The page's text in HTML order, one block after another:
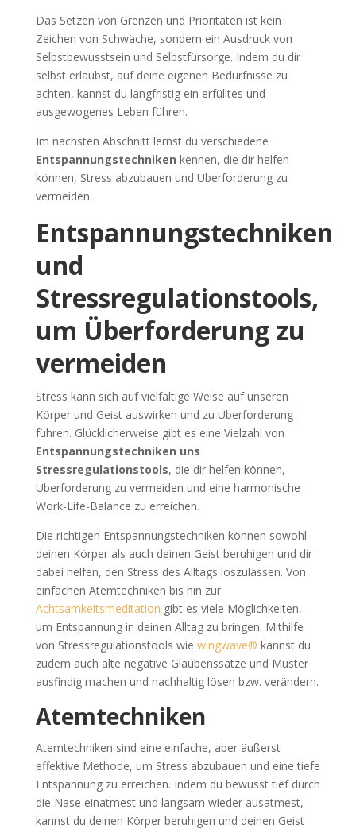
Das Setzen von Grenzen und Prioritäten ist kein
Zeichen von Schwäche, sondern ein Ausdruck von
Selbstbewusstsein und Selbstfürsorge. Indem du dir
selbst erlaubst, auf deine eigenen Bedürfnisse zu
achten, kannst du langfristig ein erfülltes und
ausgewogenes Leben führen.
Im nächsten Abschnitt lernst du verschiedene
Entspannungstechniken kennen, die dir helfen
können, Stress abzubauen und Überforderung zu
vermeiden.
Entspannungstechniken
und
Stressregulationstools,
um Überforderung zu
vermeiden
Stress kann sich auf vielfältige Weise auf unseren
Körper und Geist auswirken und zu Überforderung
führen. Glücklicherweise gibt es eine Vielzahl von
Entspannungstechniken uns
Stressregulationstools, die dir helfen können,
Überforderung zu vermeiden und eine harmonische
Work-Life-Balance zu erreichen.
Die richtigen Entspannungstechniken können sowohl
deinen Körper als auch deinen Geist beruhigen und dir
dabei helfen, den Stress des Alltags loszulassen. Von
einfachen Atemtechniken bis hin zur
Achtsamkeitsmeditation gibt es viele Möglichkeiten,
um Entspannung in deinen Alltag zu bringen. Mithilfe
von Stressregulationstools wie wingwave® kannst du
zudem auch alte negative Glaubenssätze und Muster
ausfindig machen und nachhaltig lösen bzw. verändern.
Atemtechniken
Atemtechniken sind eine einfache, aber äußerst
effektive Methode, um Stress abzubauen und eine tiefe
Entspannung zu erreichen. Indem du bewusst tief durch
die Nase einatmest und langsam wieder ausatmest,
kannst du deinen Körper beruhigen und deinen Geist